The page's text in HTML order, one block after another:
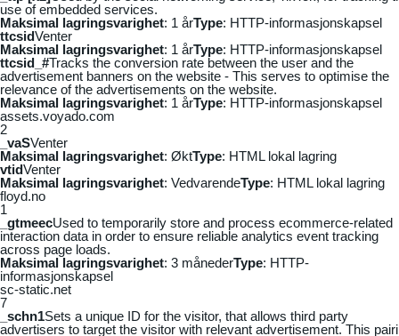
use of embedded services.
Maksimal lagringsvarighet: 1 årType: HTTP-informasjonskapsel
ttcsidVenter
Maksimal lagringsvarighet: 1 årType: HTTP-informasjonskapsel
ttcsid_#Tracks the conversion rate between the user and the
advertisement banners on the website - This serves to optimise the
relevance of the advertisements on the website.
Maksimal lagringsvarighet: 1 årType: HTTP-informasjonskapsel
assets.voyado.com
2
_vaSVenter
Maksimal lagringsvarighet: ØktType: HTML lokal lagring
vtidVenter
Maksimal lagringsvarighet: VedvarendeType: HTML lokal lagring
floyd.no
1
_gtmeecUsed to temporarily store and process ecommerce-related
interaction data in order to ensure reliable analytics event tracking
across page loads.
Maksimal lagringsvarighet: 3 månederType: HTTP-
informasjonskapsel
sc-static.net
7
_schn1Sets a unique ID for the visitor, that allows third party
advertisers to target the visitor with relevant advertisement. This